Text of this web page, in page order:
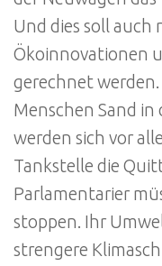
Und dies soll
Ökoinnovationen
gerechnet
Menschen Sand
werden sich vor
Tankstelle die
Parlamentarier
stoppen. Ihr
strengere